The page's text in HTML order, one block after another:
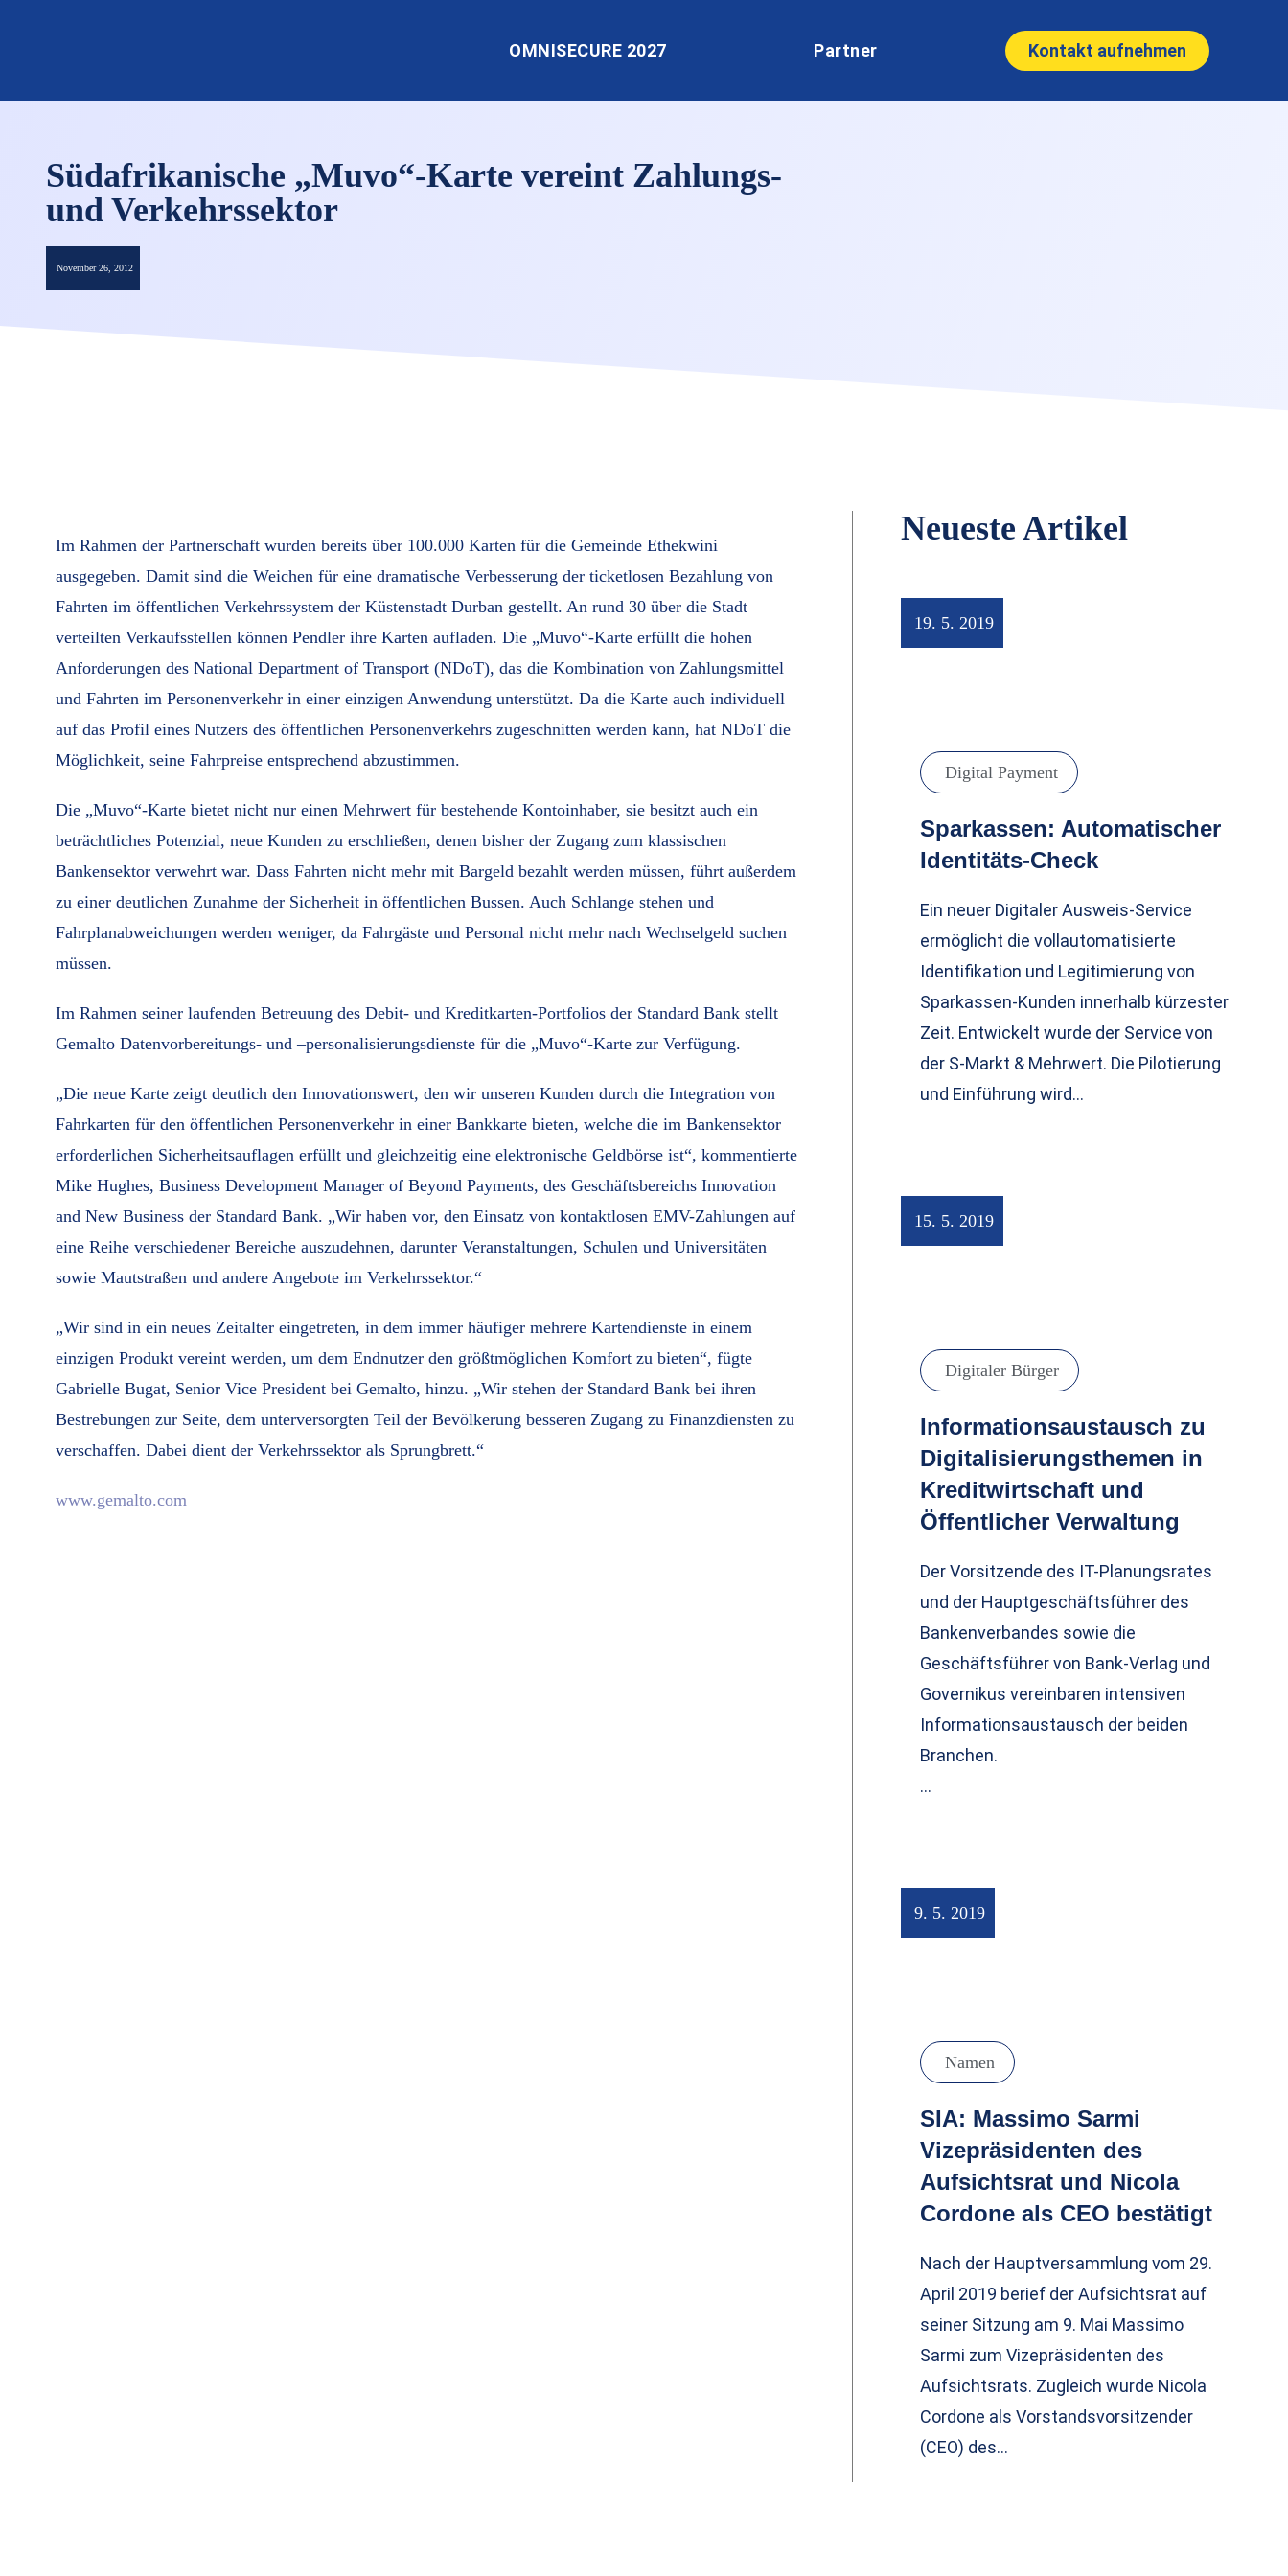
OMNISECURE 2027 Partner Kontakt aufnehmen
Südafrikanische „Muvo“-Karte vereint Zahlungs-
und Verkehrssektor
November 26, 2012
Im Rahmen der Partnerschaft wurden bereits über 100.000 Karten für die Gemeinde Ethekwini
ausgegeben. Damit sind die Weichen für eine dramatische Verbesserung der ticketlosen Bezahlung von
Fahrten im öffentlichen Verkehrssystem der Küstenstadt Durban gestellt. An rund 30 über die Stadt
verteilten Verkaufsstellen können Pendler ihre Karten aufladen. Die „Muvo“-Karte erfüllt die hohen
Anforderungen des National Department of Transport (NDoT), das die Kombination von Zahlungsmittel
und Fahrten im Personenverkehr in einer einzigen Anwendung unterstützt. Da die Karte auch individuell
auf das Profil eines Nutzers des öffentlichen Personenverkehrs zugeschnitten werden kann, hat NDoT die
Möglichkeit, seine Fahrpreise entsprechend abzustimmen.
Die „Muvo“-Karte bietet nicht nur einen Mehrwert für bestehende Kontoinhaber, sie besitzt auch ein
beträchtliches Potenzial, neue Kunden zu erschließen, denen bisher der Zugang zum klassischen
Bankensektor verwehrt war. Dass Fahrten nicht mehr mit Bargeld bezahlt werden müssen, führt außerdem
zu einer deutlichen Zunahme der Sicherheit in öffentlichen Bussen. Auch Schlange stehen und
Fahrplanabweichungen werden weniger, da Fahrgäste und Personal nicht mehr nach Wechselgeld suchen
müssen.
Im Rahmen seiner laufenden Betreuung des Debit- und Kreditkarten-Portfolios der Standard Bank stellt
Gemalto Datenvorbereitungs- und –personalisierungsdienste für die „Muvo“-Karte zur Verfügung.
„Die neue Karte zeigt deutlich den Innovationswert, den wir unseren Kunden durch die Integration von
Fahrkarten für den öffentlichen Personenverkehr in einer Bankkarte bieten, welche die im Bankensektor
erforderlichen Sicherheitsauflagen erfüllt und gleichzeitig eine elektronische Geldbörse ist“, kommentierte
Mike Hughes, Business Development Manager of Beyond Payments, des Geschäftsbereichs Innovation
and New Business der Standard Bank. „Wir haben vor, den Einsatz von kontaktlosen EMV-Zahlungen auf
eine Reihe verschiedener Bereiche auszudehnen, darunter Veranstaltungen, Schulen und Universitäten
sowie Mautstraßen und andere Angebote im Verkehrssektor.“
„Wir sind in ein neues Zeitalter eingetreten, in dem immer häufiger mehrere Kartendienste in einem
einzigen Produkt vereint werden, um dem Endnutzer den größtmöglichen Komfort zu bieten“, fügte
Gabrielle Bugat, Senior Vice President bei Gemalto, hinzu. „Wir stehen der Standard Bank bei ihren
Bestrebungen zur Seite, dem unterversorgten Teil der Bevölkerung besseren Zugang zu Finanzdiensten zu
verschaffen. Dabei dient der Verkehrssektor als Sprungbrett.“
www.gemalto.com
Neueste Artikel
19. 5. 2019
Digital Payment
Sparkassen: Automatischer
Identitäts-Check
Ein neuer Digitaler Ausweis-Service
ermöglicht die vollautomatisierte
Identifikation und Legitimierung von
Sparkassen-Kunden innerhalb kürzester
Zeit. Entwickelt wurde der Service von
der S-Markt & Mehrwert. Die Pilotierung
und Einführung wird…
15. 5. 2019
Digitaler Bürger
Informationsaustausch zu
Digitalisierungsthemen in
Kreditwirtschaft und
Öffentlicher Verwaltung
Der Vorsitzende des IT-Planungsrates
und der Hauptgeschäftsführer des
Bankenverbandes sowie die
Geschäftsführer von Bank-Verlag und
Governikus vereinbaren intensiven
Informationsaustausch der beiden
Branchen.
…
9. 5. 2019
Namen
SIA: Massimo Sarmi
Vizepräsidenten des
Aufsichtsrat und Nicola
Cordone als CEO bestätigt
Nach der Hauptversammlung vom 29.
April 2019 berief der Aufsichtsrat auf
seiner Sitzung am 9. Mai Massimo
Sarmi zum Vizepräsidenten des
Aufsichtsrats. Zugleich wurde Nicola
Cordone als Vorstandsvorsitzender
(CEO) des…